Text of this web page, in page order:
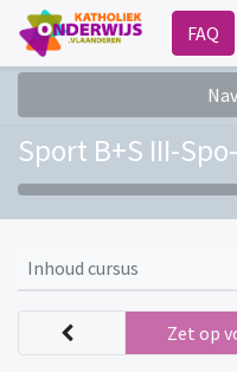
FAQ
Nav
Sport B+S III-
Inhoud cursus
Zet op